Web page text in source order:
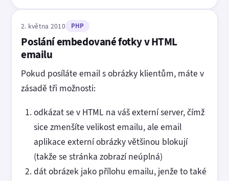
2. května 2010 PHP
Poslání embedované fotky v HTML
emailu
Pokud posíláte email s obrázky klientům, máte v
zásadě tři možnosti:
odkázat se v HTML na váš externí server, čímž
sice zmenšíte velikost emailu, ale email
aplikace externí obrázky většinou blokují
(takže se stránka zobrazí neúplná)
dát obrázek jako přílohu emailu, jenže to také